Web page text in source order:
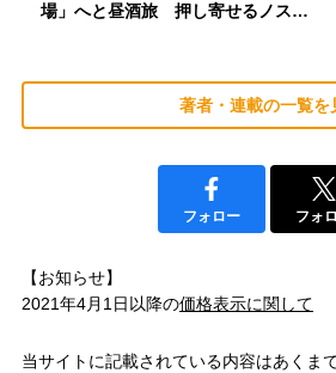
場」へと昼酒旅 押し寄せるノス…
著者・連載の一覧を
フォロー フォ
【お知らせ】
2021年4月1日以降の価格表示に関して
当サイトに記載されている内容はあくま